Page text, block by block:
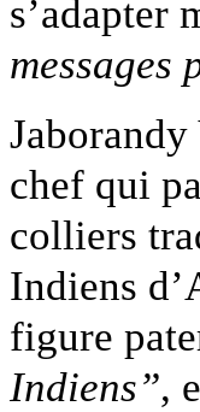
s’adapter
messages
chef qui
colliers
Indiens
figure
Indiens”,